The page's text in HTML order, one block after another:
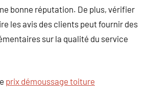
bonne réputation. De plus, vérifier
les avis des clients peut fournir des
sur la qualité du service
prix démoussage toiture